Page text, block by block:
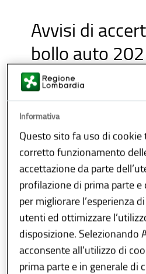
Avvisi di
bollo auto
corso di
piattaforma
I proprietari dei veicoli
mancato o
Tassa
2021 riceveranno
Notifiche Digitali
Avviso di accertamento
identificativi del veicolo,
al quale si fa
sanzione e degli interessi
Informativa
Questo sito fa uso di cookie
corretto funzionamento
accettazione da parte
profilazione di prima parte
per migliorare l’esperienza
utenti ed ottimizzare
disposizione. Selezionando
acconsente all’utilizzo di
prima parte e in generale di